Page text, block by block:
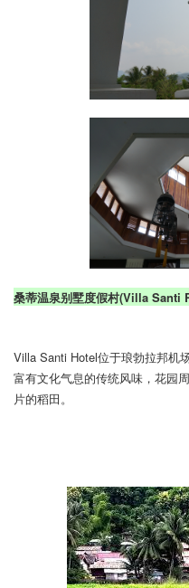
桑蒂温泉别墅度假村(Villa
Villa Santi Hotel位于琅勃拉邦机
富有文化气息的传统风味，花园
片的稻田。